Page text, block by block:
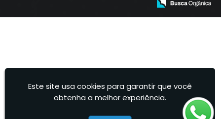
Este site usa cookies para garantir que você
obtenha a melhor experiência.